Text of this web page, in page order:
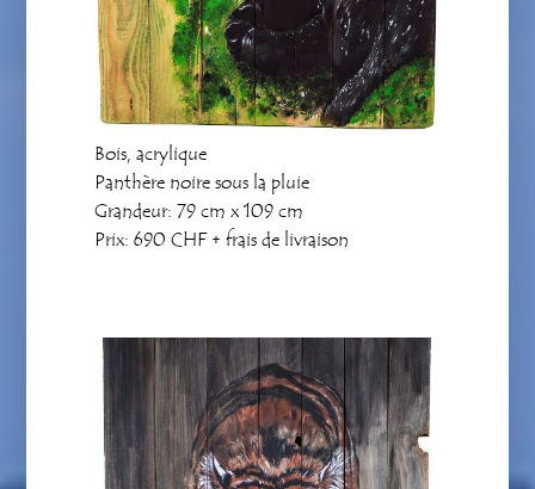
Bois, acrylique
Panthère noire sous la pluie
Grandeur: 79 cm x 109 cm
Prix: 690 CHF + frais de livraison